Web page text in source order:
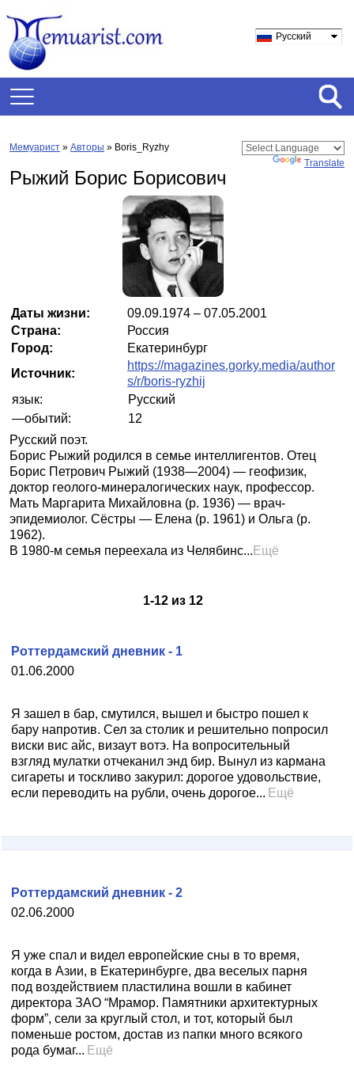
Русский
Мемуарист » Авторы » Boris_Ryzhy
Translate
Рыжий Борис Борисович
Даты жизни:
09.09.1974 – 07.05.2001
Страна:
Россия
Город:
Екатеринбург
Источник:
https://magazines.gorky.media/author
s/r/boris-ryzhij
язык:
Русский
—обытий:
12
Русский поэт.
Борис Рыжий родился в семье интеллигентов. Отец
Борис Петрович Рыжий (1938—2004) — геофизик,
доктор геолого-минералогических наук, профессор.
Мать Маргарита Михайловна (р. 1936) — врач-
эпидемиолог. Сёстры — Елена (р. 1961) и Ольга (р.
1962).
В 1980-м семья переехала из Челябинс... Ещё
1-12 из 12
01.06.2000
Роттердамский дневник - 1
Я зашел в бар, смутился, вышел и быстро пошел к
бару напротив. Сел за столик и решительно попросил
виски вис айс, визаут вотэ. На вопросительный
взгляд мулатки отчеканил энд бир. Вынул из кармана
сигареты и тоскливо закурил: дорогое удовольствие,
если переводить на рубли, очень дорогое... Ещё
02.06.2000
Роттердамский дневник - 2
Я уже спал и видел европейские сны в то время,
когда в Азии, в Екатеринбурге, два веселых парня
под воздействием пластилина вошли в кабинет
директора ЗАО “Мрамор. Памятники архитектурных
форм”, сели за круглый стол, и тот, который был
поменьше ростом, достав из папки много всякого
рода бумаг... Ещё